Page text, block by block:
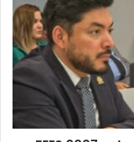
2027
entra
en
negociación:
Gobierno
universidades
arrancan